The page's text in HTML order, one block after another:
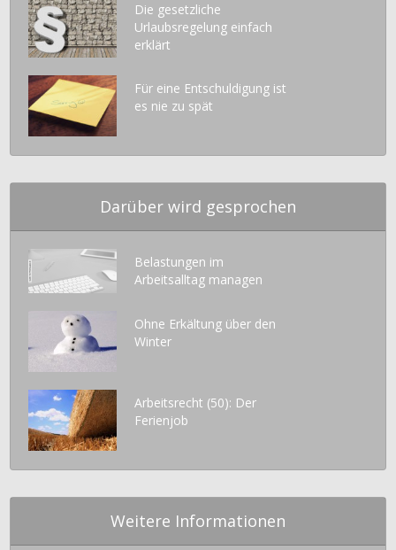
Die gesetzliche
Urlaubsregelung einfach
erklärt
Für eine Entschuldigung ist
es nie zu spät
Darüber wird gesprochen
Belastungen im
Arbeitsalltag managen
Ohne Erkältung über den
Winter
Arbeitsrecht (50): Der
Ferienjob
Weitere Informationen